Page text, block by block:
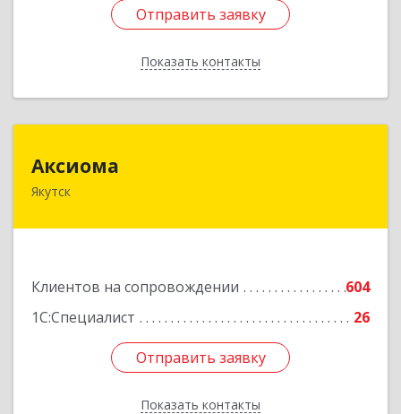
Отправить заявку
Показать контакты
Отправить заявку
Назад
Аксиома
Якутск
Клиентов на сопровождении
604
1С:Специалист
26
Отправить заявку
Показать контакты
677000, Саха /Якутия/ Респ, Якутск г, Чиряева
Отправить заявку
Назад